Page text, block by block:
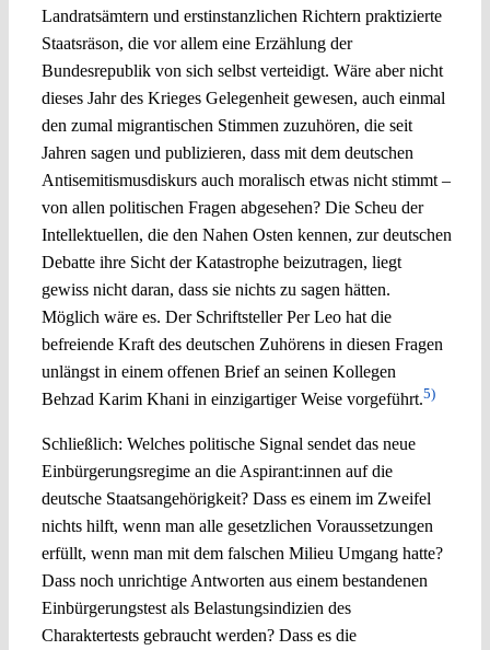
Landratsämtern und erstinstanzlichen Richtern praktizierte
Staatsräson, die vor allem eine Erzählung der
Bundesrepublik von sich selbst verteidigt. Wäre aber nicht
dieses Jahr des Krieges Gelegenheit gewesen, auch einmal
den zumal migrantischen Stimmen zuzuhören, die seit
Jahren sagen und publizieren, dass mit dem deutschen
Antisemitismusdiskurs auch moralisch etwas nicht stimmt –
von allen politischen Fragen abgesehen? Die Scheu der
Intellektuellen, die den Nahen Osten kennen, zur deutschen
Debatte ihre Sicht der Katastrophe beizutragen, liegt
gewiss nicht daran, dass sie nichts zu sagen hätten.
Möglich wäre es. Der Schriftsteller Per Leo hat die
befreiende Kraft des deutschen Zuhörens in diesen Fragen
unlängst in einem offenen Brief an seinen Kollegen
Behzad Karim Khani in einzigartiger Weise vorgeführt.5)
Schließlich: Welches politische Signal sendet das neue
Einbürgerungsregime an die Aspirant:innen auf die
deutsche Staatsangehörigkeit? Dass es einem im Zweifel
nichts hilft, wenn man alle gesetzlichen Voraussetzungen
erfüllt, wenn man mit dem falschen Milieu Umgang hatte?
Dass noch unrichtige Antworten aus einem bestandenen
Einbürgerungstest als Belastungsindizien des
Charaktertests gebraucht werden? Dass es die